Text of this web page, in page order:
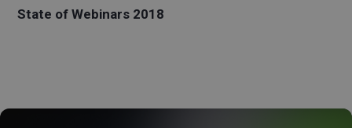
State of Webinars 2018